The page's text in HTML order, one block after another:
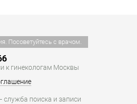
Посоветуйтесь с врачом.
к гинекологам Москвы
служба поиска и записи